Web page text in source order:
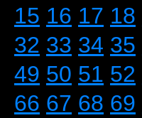
15 16 17 18
32 33 34 35
49 50 51 52
66 67 68 69